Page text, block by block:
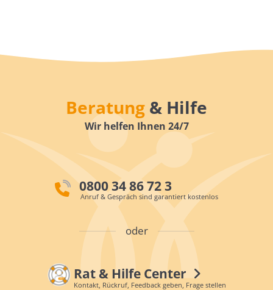
Beratung & Hilfe
Wir helfen Ihnen 24/7
0800 34 86 72 3
Anruf & Gespräch sind garantiert kostenlos
oder
Rat & Hilfe Center
Kontakt, Rückruf, Feedback geben, Frage stellen